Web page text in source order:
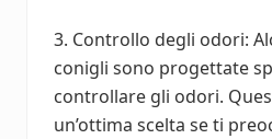
3. Controllo degli odori:
conigli sono progettate
controllare gli odori.
un’ottima scelta se ti